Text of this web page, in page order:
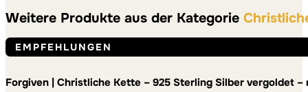
Weitere Produkte aus der Kategorie
EMPFEHLUNGEN
Forgiven | Christliche Kette – 925 Sterling Silber vergoldet –